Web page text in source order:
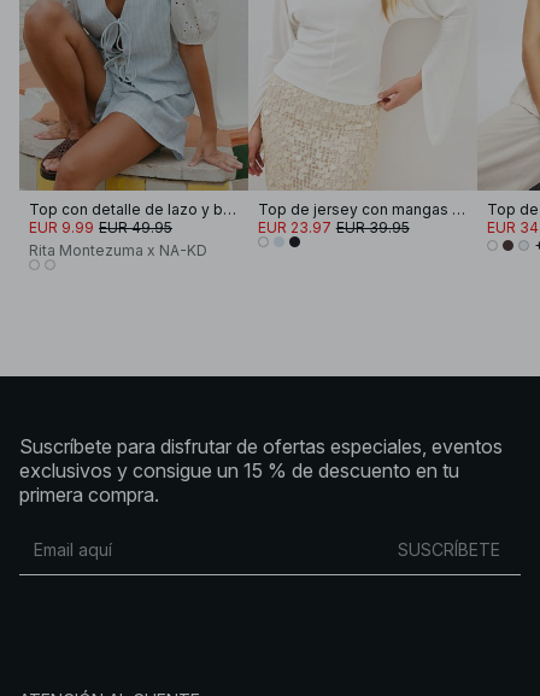
Top con detalle de lazo y bordado inglés
EUR 9.99 EUR 49.95
Rita Montezuma x NA-KD
Top de jersey con mangas divididas
EUR 23.97 EUR 39.95
EUR
Suscríbete para disfrutar de ofertas especiales, eventos
exclusivos y consigue un 15 % de descuento en tu
primera compra.
SUSCRÍBETE